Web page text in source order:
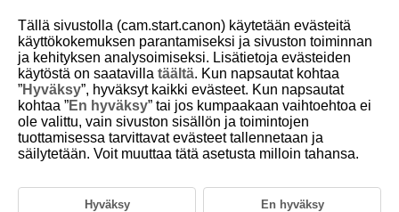
D185-182
Lentokonetila
Wi-Fi - ja Bluetooth-toiminnot voi poistaa tilapäisesti käytöstä.
Valitse [
Tällä sivustolla (cam.start.canon) käytetään evästeitä
käyttökokemuksen parantamiseksi ja sivuston toiminnan
ja kehityksen analysoimiseksi. Lisätietoja evästeiden
käytöstä on saatavilla täältä. Kun napsautat kohtaa
”Hyväksy”, hyväksyt kaikki evästeet. Kun napsautat
kohtaa ”En hyväksy” tai jos kumpaakaan vaihtoehtoa ei
ole valittu, vain sivuston sisällön ja toimintojen
tuottamisessa tarvittavat evästeet tallennetaan ja
säilytetään. Voit muuttaa tätä asetusta milloin tahansa.
Hyväksy En hyväksy